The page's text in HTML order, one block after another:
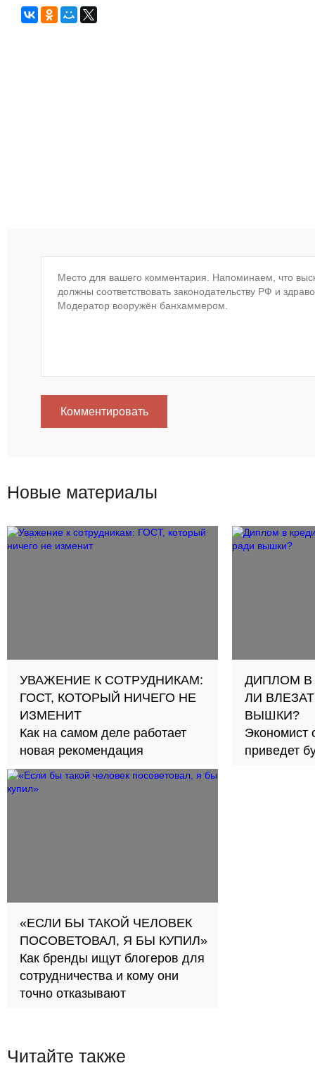
Комментировать
Новые материалы
УВАЖЕНИЕ К СОТРУДНИКАМ:
ГОСТ, КОТОРЫЙ НИЧЕГО НЕ
ИЗМЕНИТ
Как на самом деле работает
новая рекомендация
ДИПЛОМ В
ЛИ
ВЫШКИ?
Экономист
приведет
«ЕСЛИ БЫ ТАКОЙ ЧЕЛОВЕК
ПОСОВЕТОВАЛ, Я БЫ КУПИЛ»
Как бренды ищут блогеров для
сотрудничества и кому они
точно отказывают
Читайте также